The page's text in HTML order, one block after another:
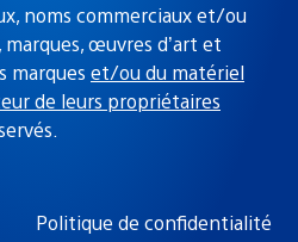
noms commerciaux et/ou
œuvres d’art et
marques et/ou du matériel
de leurs propriétaires
Politique de confidentialité